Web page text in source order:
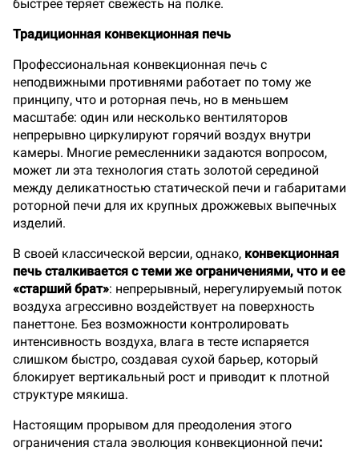
быстрее теряет свежесть на полке.
Традиционная конвекционная печь
Профессиональная конвекционная печь с
неподвижными противнями работает по тому же
принципу, что и роторная печь, но в меньшем
масштабе: один или несколько вентиляторов
непрерывно циркулируют горячий воздух внутри
камеры. Многие ремесленники задаются вопросом,
может ли эта технология стать золотой серединой
между деликатностью статической печи и габаритами
роторной печи для их крупных дрожжевых выпечных
изделий.
В своей классической версии, однако, конвекционная
печь сталкивается с теми же ограничениями, что и ее
«старший брат»: непрерывный, нерегулируемый поток
воздуха агрессивно воздействует на поверхность
панеттоне. Без возможности контролировать
интенсивность воздуха, влага в тесте испаряется
слишком быстро, создавая сухой барьер, который
блокирует вертикальный рост и приводит к плотной
структуре мякиша.
Настоящим прорывом для преодоления этого
ограничения стала эволюция конвекционной печи: